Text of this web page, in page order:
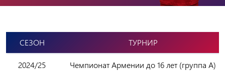
СЕЗОН ТУРНИР
2024/25 Чемпионат Армении до 16 лет (группа А)